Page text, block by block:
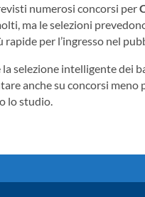
numerosi concorsi per
ma le selezioni
rapide per l’ingresso nel
la selezione intelligente dei
anche su concorsi meno
lo studio.